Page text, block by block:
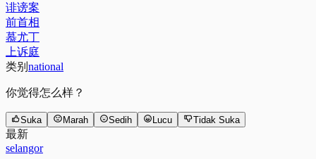
诽谤案
前首相
慕尤丁
上诉庭
类别 national
你觉得怎么样？
Suka Marah Sedih Lucu Tidak Suka
最新
selangor